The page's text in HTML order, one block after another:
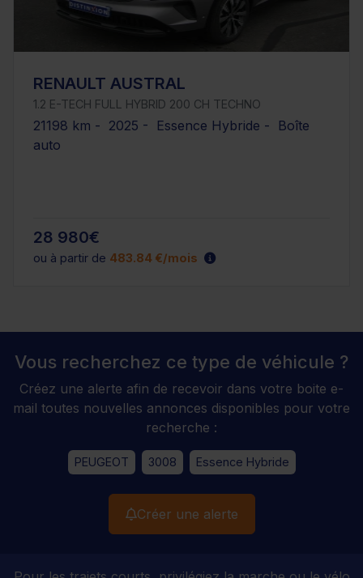
RENAULT AUSTRAL
1.2 E-TECH FULL HYBRID 200 CH TECHNO
21198 km - 2025 - Essence Hybride - Boîte
auto
28 980€
ou à partir de 483.84 €/mois
Vous recherchez ce type de véhicule ?
Créez une alerte afin de recevoir dans votre boite e-
mail toutes nouvelles annonces disponibles pour votre
recherche :
PEUGEOT 3008 Essence Hybride
Créer une alerte